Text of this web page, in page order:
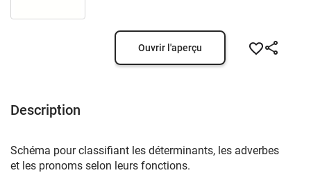
Ouvrir l'aperçu
Description
Schéma pour classifiant les déterminants, les adverbes
et les pronoms selon leurs fonctions.